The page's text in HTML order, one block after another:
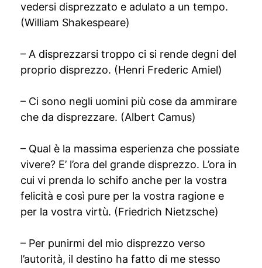
vedersi disprezzato e adulato a un tempo.
(William Shakespeare)
– A disprezzarsi troppo ci si rende degni del
proprio disprezzo. (Henri Frederic Amiel)
– Ci sono negli uomini più cose da ammirare
che da disprezzare. (Albert Camus)
– Qual è la massima esperienza che possiate
vivere? E’ l’ora del grande disprezzo. L’ora in
cui vi prenda lo schifo anche per la vostra
felicità e così pure per la vostra ragione e
per la vostra virtù. (Friedrich Nietzsche)
– Per punirmi del mio disprezzo verso
l’autorità, il destino ha fatto di me stesso